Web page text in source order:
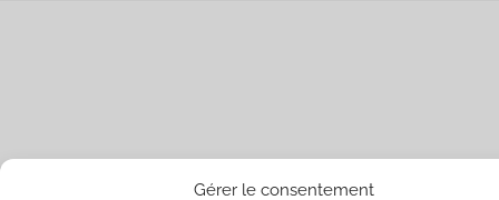
Gérer le consentement